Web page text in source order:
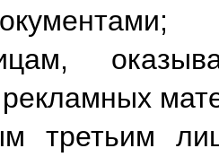
третьим